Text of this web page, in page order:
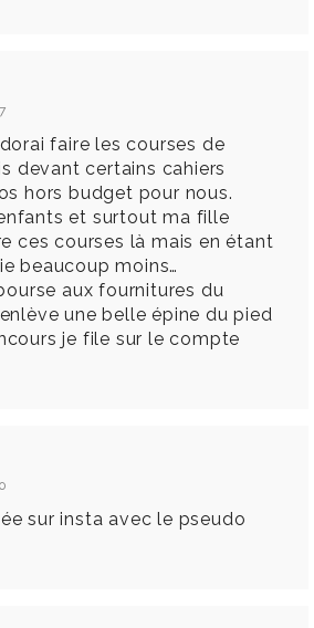
faire les courses de
devant certains cahiers
hors budget pour nous.
et surtout ma fille
ces courses là mais en étant
beaucoup moins…
aux fournitures du
une belle épine du pied
je file sur le compte
sur insta avec le pseudo